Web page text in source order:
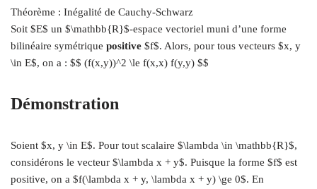
Théorème : Inégalité de Cauchy-Schwarz
Soit $E$ un $\mathbb{R}$-espace vectoriel muni d’une forme
bilinéaire symétrique positive $f$. Alors, pour tous vecteurs $x, y
\in E$, on a : $$ (f(x,y))^2 \le f(x,x) f(y,y) $$
Démonstration
Soient $x, y \in E$. Pour tout scalaire $\lambda \in \mathbb{R}$,
considérons le vecteur $\lambda x + y$. Puisque la forme $f$ est
positive, on a $f(\lambda x + y, \lambda x + y) \ge 0$. En